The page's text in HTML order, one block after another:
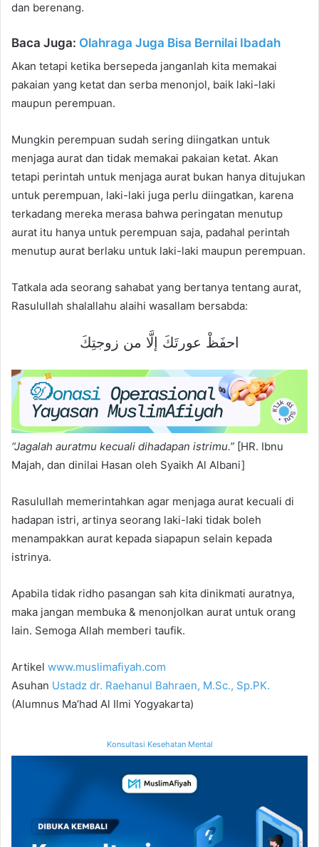
dan berenang.
Baca Juga: Olahraga Juga Bisa Bernilai Ibadah
Akan tetapi ketika bersepeda janganlah kita memakai
pakaian yang ketat dan serba menonjol, baik laki-laki
maupun perempuan.
Mungkin perempuan sudah sering diingatkan untuk
menjaga aurat dan tidak memakai pakaian ketat. Akan
tetapi perintah untuk menjaga aurat bukan hanya ditujukan
untuk perempuan, laki-laki juga perlu diingatkan, karena
terkadang mereka merasa bahwa peringatan menutup
aurat itu hanya untuk perempuan saja, padahal perintah
menutup aurat berlaku untuk laki-laki maupun perempuan.
Tatkala ada seorang sahabat yang bertanya tentang aurat,
Rasulullah shalallahu alaihi wasallam bersabda:
احفَظْ عورتَكَ إلَّا من زوجتِكَ
“Jagalah auratmu kecuali dihadapan istrimu.” [HR. Ibnu
Majah, dan dinilai Hasan oleh Syaikh Al Albani]
Rasulullah memerintahkan agar menjaga aurat kecuali di
hadapan istri, artinya seorang laki-laki tidak boleh
menampakkan aurat kepada siapapun selain kepada
istrinya.
Apabila tidak ridho pasangan sah kita dinikmati auratnya,
maka jangan membuka & menonjolkan aurat untuk orang
lain. Semoga Allah memberi taufik.
Artikel www.muslimafiyah.com
Asuhan Ustadz dr. Raehanul Bahraen, M.Sc., Sp.PK.
(Alumnus Ma’had Al Ilmi Yogyakarta)
Konsultasi Kesehatan Mental